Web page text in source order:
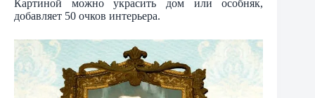
Картиной можно украсить дом или особняк,
добавляет 50 очков интерьера.